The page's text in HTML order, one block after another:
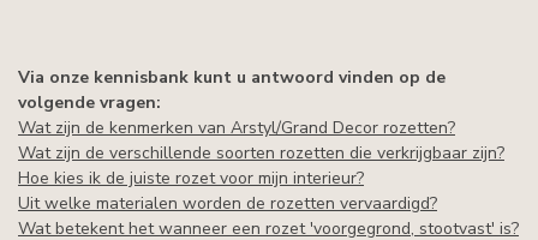
Via onze kennisbank kunt u antwoord vinden op de
volgende vragen:
Wat zijn de kenmerken van Arstyl/Grand Decor rozetten?
Wat zijn de verschillende soorten rozetten die verkrijgbaar zijn?
Hoe kies ik de juiste rozet voor mijn interieur?
Uit welke materialen worden de rozetten vervaardigd?
Wat betekent het wanneer een rozet 'voorgegrond, stootvast' is?